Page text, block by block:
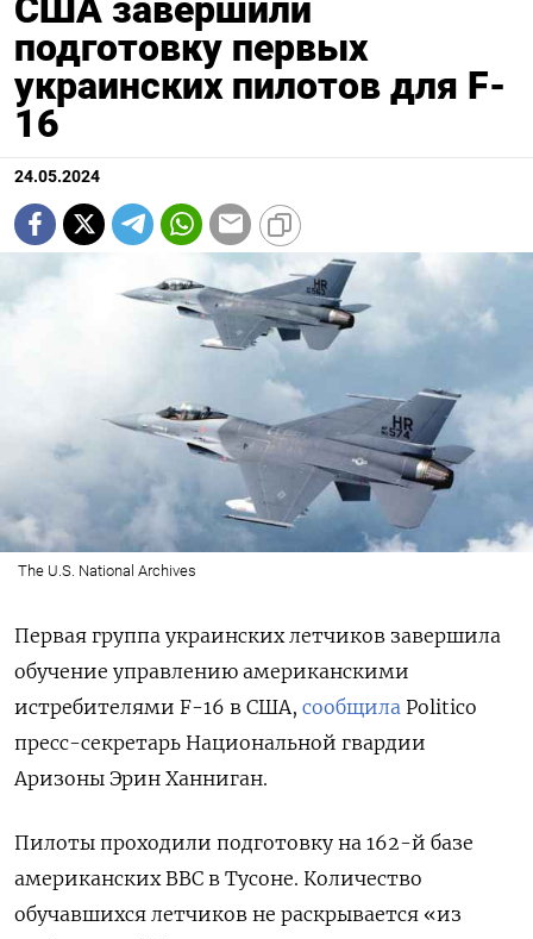
подготовку первых
украинских пилотов для F-
16
24.05.2024
The U.S. National Archives
Первая группа украинских летчиков завершила
обучение управлению американскими
истребителями F-16 в США, сообщила Politico
пресс-секретарь Национальной гвардии
Аризоны Эрин Ханниган.
Пилоты проходили подготовку на 162-й базе
американских ВВС в Тусоне. Количество
обучавшихся летчиков не раскрывается «из